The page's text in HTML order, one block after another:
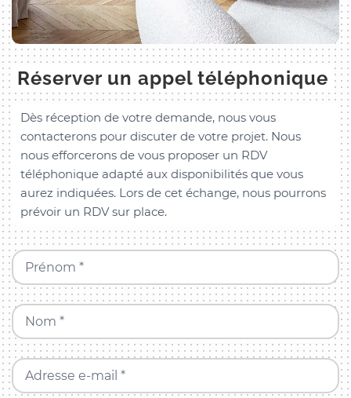
Réserver un appel téléphonique
Dès réception de votre demande, nous vous
contacterons pour discuter de votre projet. Nous
nous efforcerons de vous proposer un RDV
téléphonique adapté aux disponibilités que vous
aurez indiquées. Lors de cet échange, nous pourrons
prévoir un RDV sur place.
Prénom *
Nom *
Adresse e-mail *